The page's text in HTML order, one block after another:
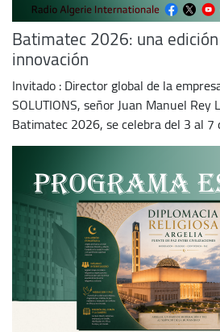
Batimatec 2026: una
innovación
Invitado : Director global de la
SOLUTIONS, señor Juan Manuel Rey
Batimatec 2026, se celebra del 3 al 7